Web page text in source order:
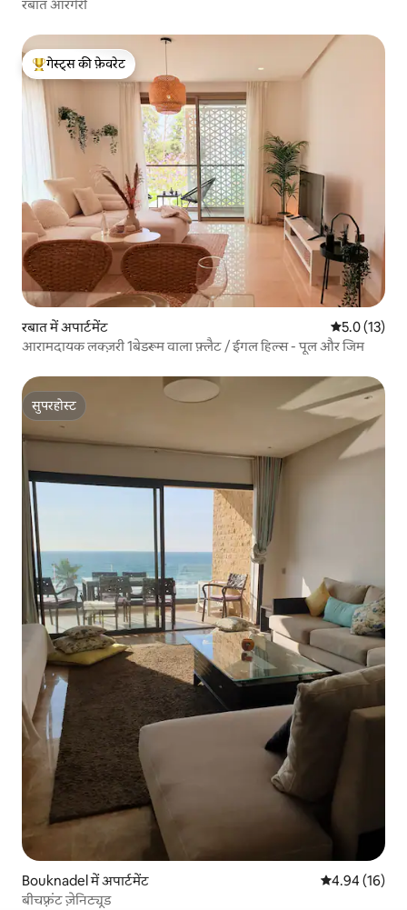
रबात ऑरंगेरी
गेस्ट्स का टॉप फ़ेवरेट
गेस्ट्स की फ़ेवरेट
रबात में अपार्टमेंट औसत रेटिंग 5
5.0 (13)
आरामदायक लक्ज़री 1बेडरूम वाला फ़्लैट / ईगल हिल्स - पूल और जिम
सुपरहोस्ट
सुपरहोस्ट
Bouknadel में अपार्टमेंट औसत रेटिंग 5 में
4.94 (16)
बीचफ़्रंट ज़ेनिट्यूड